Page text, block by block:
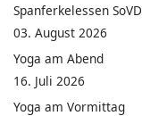
Spanferkelessen SoVD
03. August 2026
Yoga am Abend
16. Juli 2026
Yoga am Vormittag